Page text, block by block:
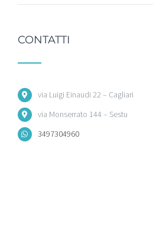
CONTATTI
via Luigi Einaudi 22 – Cagliari
via Monserrato 144 – Sestu
3497304960